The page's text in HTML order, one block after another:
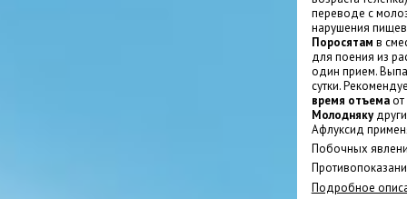
переводе с
нарушения
Поросятам в
для поения из
один прием.
сутки.
время отъемаот
Молодняку
Афлуксид
Побочных
Подробное